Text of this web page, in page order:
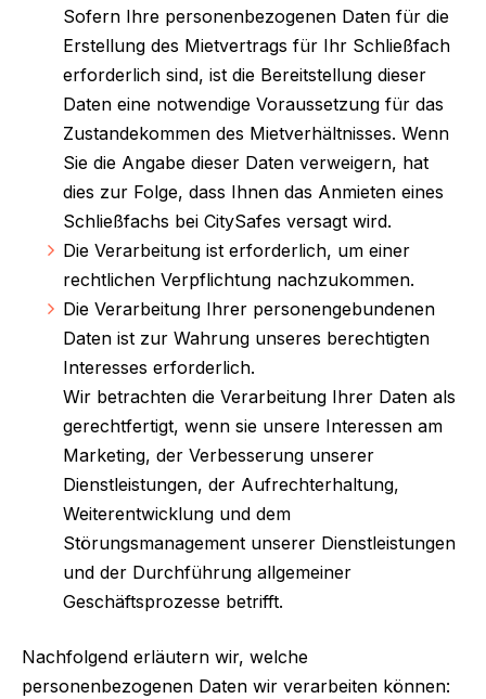
Sofern Ihre personenbezogenen Daten für die
Erstellung des Mietvertrags für Ihr Schließfach
erforderlich sind, ist die Bereitstellung dieser
Daten eine notwendige Voraussetzung für das
Zustandekommen des Mietverhältnisses. Wenn
Sie die Angabe dieser Daten verweigern, hat
dies zur Folge, dass Ihnen das Anmieten eines
Schließfachs bei CitySafes versagt wird.
Die Verarbeitung ist erforderlich, um einer
rechtlichen Verpflichtung nachzukommen.
Die Verarbeitung Ihrer personengebundenen
Daten ist zur Wahrung unseres berechtigten
Interesses erforderlich.
Wir betrachten die Verarbeitung Ihrer Daten als
gerechtfertigt, wenn sie unsere Interessen am
Marketing, der Verbesserung unserer
Dienstleistungen, der Aufrechterhaltung,
Weiterentwicklung und dem
Störungsmanagement unserer Dienstleistungen
und der Durchführung allgemeiner
Geschäftsprozesse betrifft.
Nachfolgend erläutern wir, welche
personenbezogenen Daten wir verarbeiten können: